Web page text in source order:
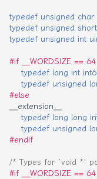
生命周期
const
volatile
restrict
_Atomic
typedef unsigned char
typedef unsigned short
typedef unsigned int
#if __WORDSIZE == 64
typedef long int
typedef unsigned
#else
__extension__
typedef long long
typedef unsigned
#endif
/* Types for `void *'
#if __WORDSIZE == 64